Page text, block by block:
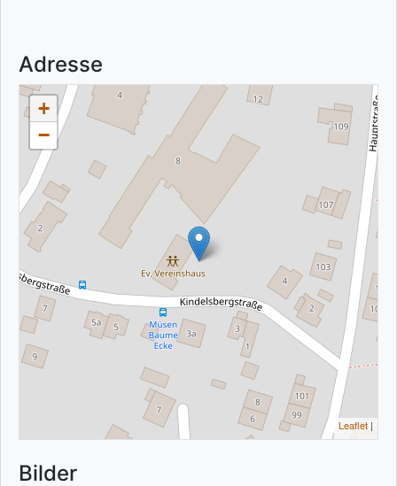
Adresse
+
−
Leaflet |
Bilder